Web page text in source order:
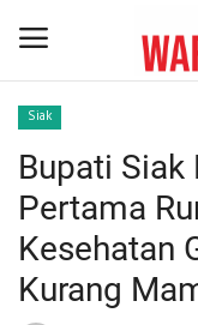
Home
NEWS
JAZIRAH RIAU
Siak
Bupati Siak
Pertama
Kesehatan
Kurang